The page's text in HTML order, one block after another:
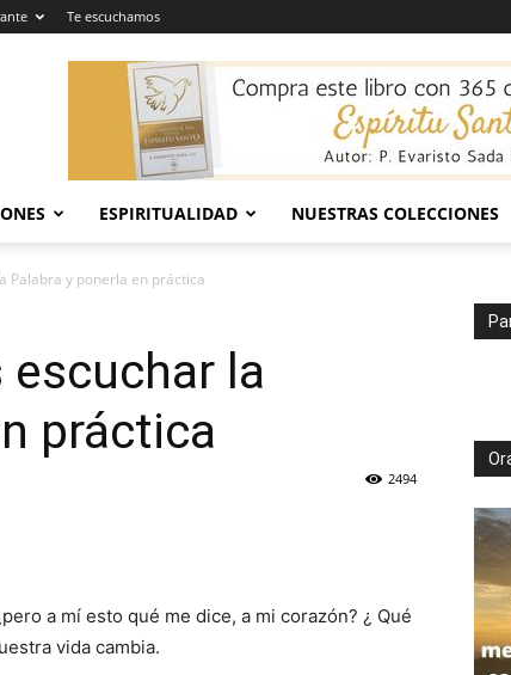
Te escuchamos
ESPIRITUALIDAD NUESTRAS COLECCIONES
Palabra y ponerla en práctica
la
práctica
2494
a mí esto qué me dice, a mi corazón? ¿ Qué
vida cambia.